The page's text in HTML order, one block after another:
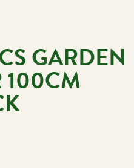
GARDEN
100CM